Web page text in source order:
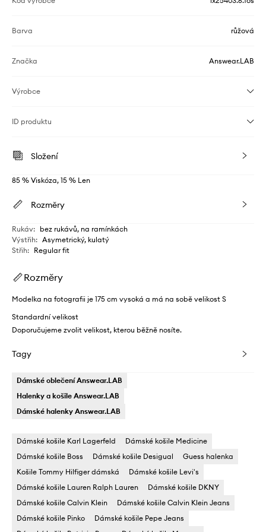
Barva růžová
Značka Answear.LAB
Výrobce
ID produktu
Složení
85 % Viskóza, 15 % Len
Rozměry
Rukáv: bez rukávů, na ramínkách
Výstřih: Asymetrický, kulatý
Střih: Regular fit
Rozměry
Modelka na fotografii je 175 cm vysoká a má na sobě velikost S
Standardní velikost
Doporučujeme zvolit velikost, kterou běžně nosíte.
Tagy
Dámské oblečení Answear.LAB
Halenky a košile Answear.LAB
Dámské halenky Answear.LAB
Dámské košile Karl Lagerfeld
Dámské košile Medicine
Dámské košile Boss
Dámské košile Desigual
Guess halenka
Košile Tommy Hilfiger dámská
Dámské košile Levi's
Dámské košile Lauren Ralph Lauren
Dámské košile DKNY
Dámské košile Calvin Klein
Dámské košile Calvin Klein Jeans
Dámské košile Pinko
Dámské košile Pepe Jeans